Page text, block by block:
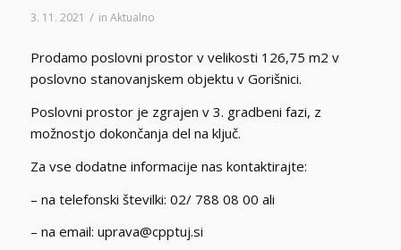
3. 11. 2021 / in Aktualno
Prodamo poslovni prostor v velikosti 126,75 m2 v
poslovno stanovanjskem objektu v Gorišnici.
Poslovni prostor je zgrajen v 3. gradbeni fazi, z
možnostjo dokončanja del na ključ.
Za vse dodatne informacije nas kontaktirajte:
– na telefonski številki: 02/ 788 08 00 ali
– na email: uprava@cpptuj.si